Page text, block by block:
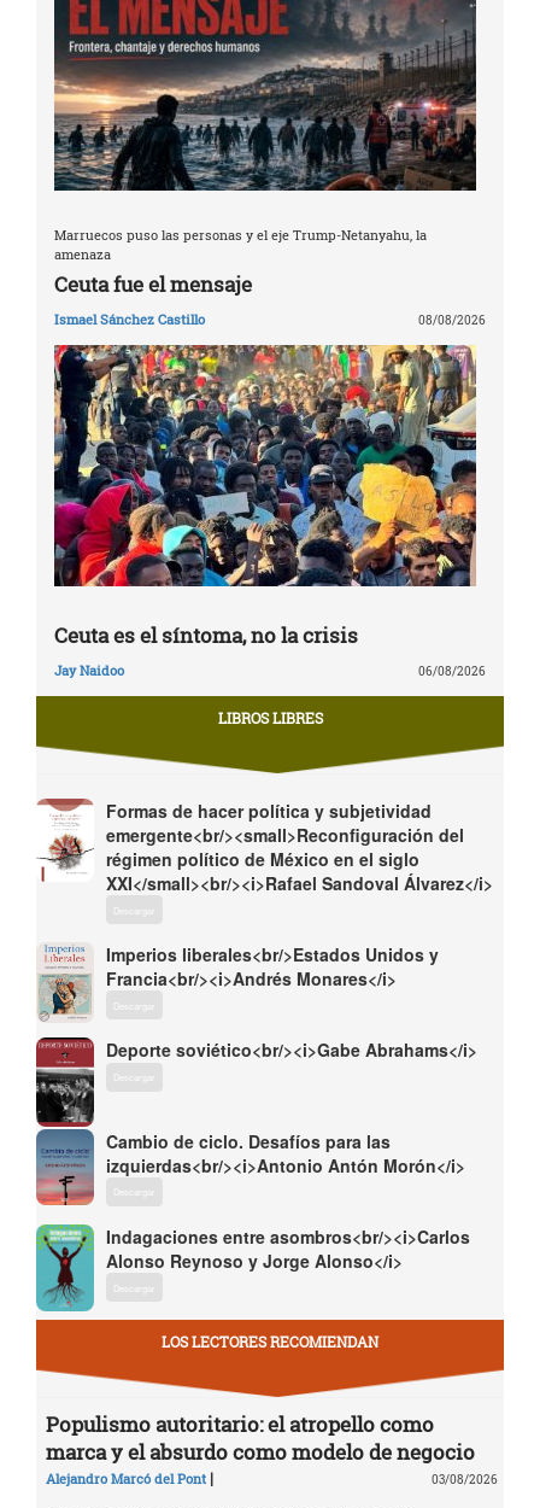
Marruecos puso las personas y el eje Trump-Netanyahu, la
amenaza
Ceuta fue el mensaje
Ismael Sánchez Castillo 08/08/2026
Ceuta es el síntoma, no la crisis
Jay Naidoo 06/08/2026
LIBROS LIBRES
Formas de hacer política y subjetividad
emergente<br/><small>Reconfiguración del
régimen político de México en el siglo
XXI</small><br/><i>Rafael Sandoval Álvarez</i>
Descargar
Imperios liberales<br/>Estados Unidos y
Francia<br/><i>Andrés Monares</i>
Descargar
Deporte soviético<br/><i>Gabe Abrahams</i>
Descargar
Cambio de ciclo. Desafíos para las
izquierdas<br/><i>Antonio Antón Morón</i>
Descargar
Indagaciones entre asombros<br/><i>Carlos
Alonso Reynoso y Jorge Alonso</i>
Descargar
LOS LECTORES RECOMIENDAN
Populismo autoritario: el atropello como
marca y el absurdo como modelo de negocio
Alejandro Marcó del Pont | 03/08/2026